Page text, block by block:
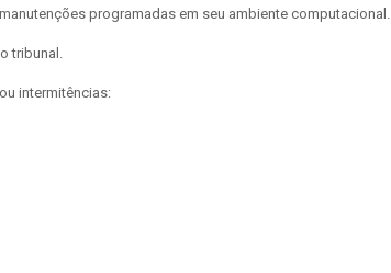
programadas em seu ambiente computacional.
tribunal.
intermitências: